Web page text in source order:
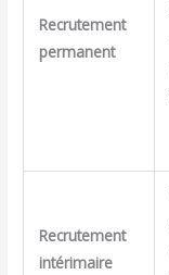
Recrutement
permanent
Recrutement
intérimaire